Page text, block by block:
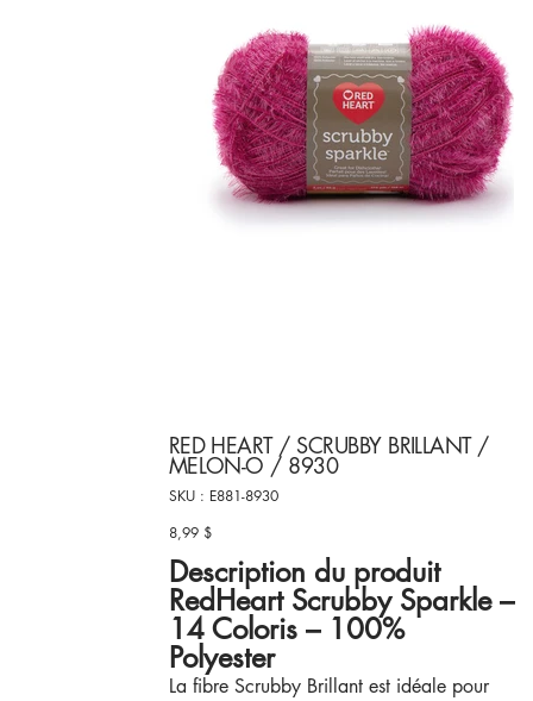
RED HEART / SCRUBBY BRILLANT /
MELON-O / 8930
SKU : SKU
E881-
E881-8930
Prix
8,99 $
Description du produit
RedHeart Scrubby Sparkle –
14 Coloris – 100%
Polyester
La fibre Scrubby Brillant est idéale pour